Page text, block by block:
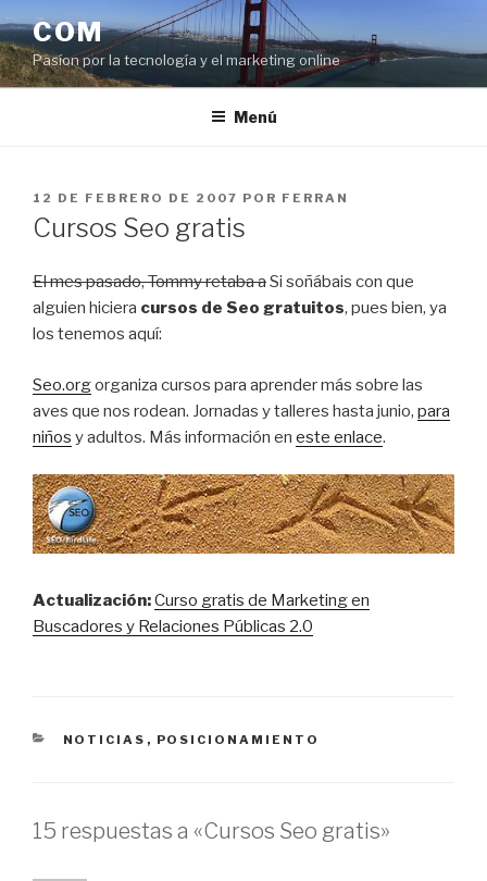
al
contenido
COM
Pasíon por la tecnología y el marketing online
Menú
PUBLICADO
EL
12 DE FEBRERO DE 2007 POR FERRAN
Cursos Seo gratis
El mes pasado, Tommy retaba aSi soñábais con que
alguien hiciera cursos de Seo gratuitos, pues bien, ya
los tenemos aquí:
Seo.orgorganiza cursos para aprender más sobre las
aves que nos rodean. Jornadas y talleres hasta junio, para
niños y adultos. Más información en este enlace.
Actualización:Curso gratis de Marketing en
Buscadores y Relaciones Públicas 2.0
CATEGORÍAS
NOTICIAS , POSICIONAMIENTO
15 respuestas a «Cursos Seo gratis»